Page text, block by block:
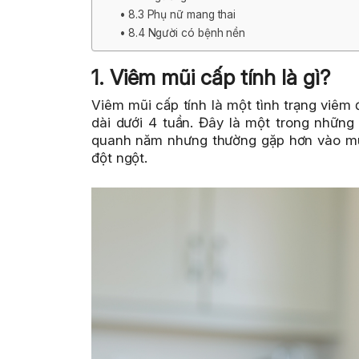
8.3 Phụ nữ mang thai
8.4 Người có bệnh nền
1. Viêm mũi cấp tính là gì?
Viêm mũi cấp tính là một tình trạng
dài dưới 4 tuần. Đây là một trong
quanh năm nhưng thường gặp hơn vào
đột ngột.